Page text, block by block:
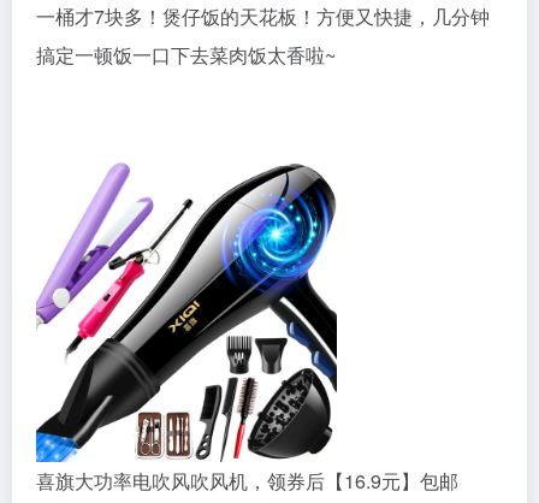
一桶才7块多！煲仔饭的天花板！方便又快捷，几分钟
搞定一顿饭一口下去菜肉饭太香啦~
喜旗大功率电吹风吹风机，领券后【16.9元】包邮